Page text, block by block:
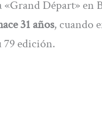
«Grand Départ»
31 años, cuando
79 edición.